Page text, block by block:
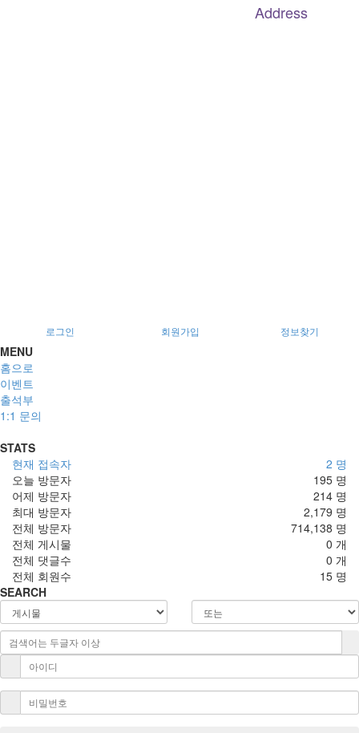
Address
로그인 회원가입 정보찾기
MENU
홈으로
이벤트
출석부
1:1 문의
STATS
2 명
현재 접속자
195 명
오늘 방문자
214 명
어제 방문자
2,179 명
최대 방문자
714,138 명
전체 방문자
0 개
전체 게시물
0 개
전체 댓글수
15 명
전체 회원수
SEARCH